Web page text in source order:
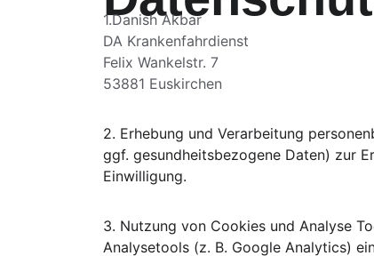
1.⁠Danish Akbar
DA Krankenfahrdienst
Felix Wankelstr. 7
53881 Euskirchen
2.⁠ ⁠Erhebung und Verarbeitung
ggf. gesundheitsbezogene Daten) zur
Einwilligung.
3.⁠ ⁠Nutzung von Cookies und Analyse
Analysetools (z. B. Google Analytics)